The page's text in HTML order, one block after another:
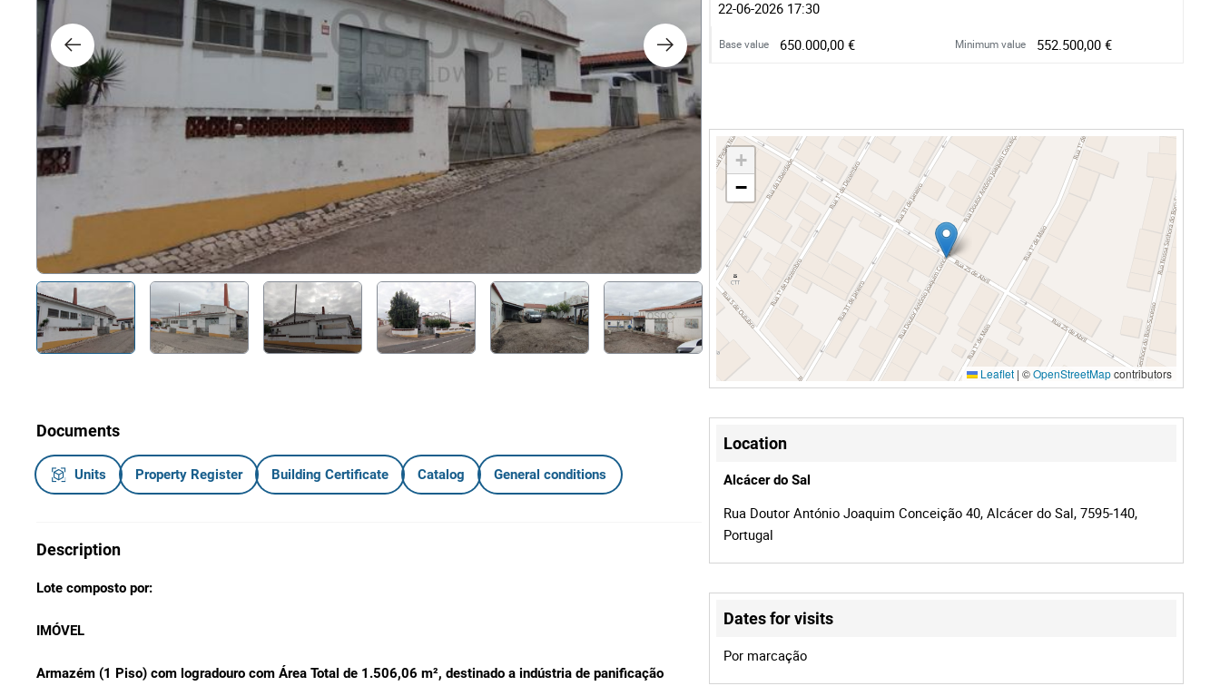
Rights
Technology
Furniture and Decoration
Nautical
Documents
Units Property Register Building Certificate Catalog General conditions
Description
Lote composto por:
IMÓVEL
Armazém (1 Piso) com logradouro com Área Total de 1.506,06 m², destinado a indústria de panificação
22-06-2026 17:30
Base value 650.000,00 € Minimum value 552.500,00 €
+
−
Leaflet | ©OpenStreetMapcontributors
Location
Alcácer do Sal
Rua Doutor António Joaquim Conceição 40, Alcácer do Sal, 7595-140,
Portugal
Dates for visits
Por marcação